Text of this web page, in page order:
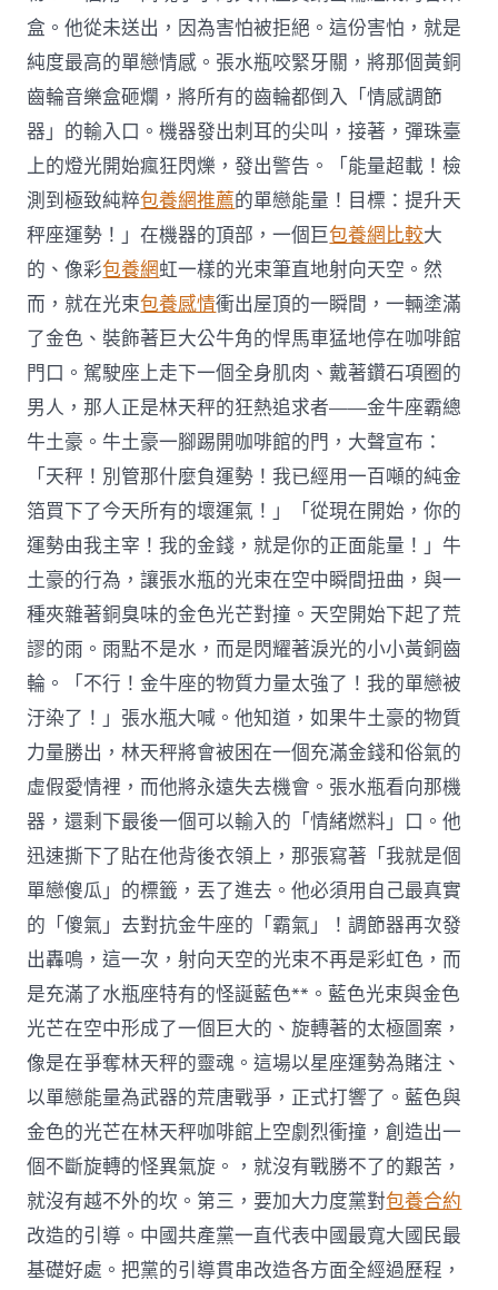
盒。他從未送出，因為害怕被拒絕。這份害怕，就是
純度最高的單戀情感。張水瓶咬緊牙關，將那個黃銅
齒輪音樂盒砸爛，將所有的齒輪都倒入「情感調節
器」的輸入口。機器發出刺耳的尖叫，接著，彈珠臺
上的燈光開始瘋狂閃爍，發出警告。「能量超載！檢
測到極致純粹包養網推薦的單戀能量！目標：提升天
秤座運勢！」在機器的頂部，一個巨包養網比較大
的、像彩包養網虹一樣的光束筆直地射向天空。然
而，就在光束包養感情衝出屋頂的一瞬間，一輛塗滿
了金色、裝飾著巨大公牛角的悍馬車猛地停在咖啡館
門口。駕駛座上走下一個全身肌肉、戴著鑽石項圈的
男人，那人正是林天秤的狂熱追求者——金牛座霸總
牛土豪。牛土豪一腳踢開咖啡館的門，大聲宣布：
「天秤！別管那什麼負運勢！我已經用一百噸的純金
箔買下了今天所有的壞運氣！」「從現在開始，你的
運勢由我主宰！我的金錢，就是你的正面能量！」牛
土豪的行為，讓張水瓶的光束在空中瞬間扭曲，與一
種夾雜著銅臭味的金色光芒對撞。天空開始下起了荒
謬的雨。雨點不是水，而是閃耀著淚光的小小黃銅齒
輪。「不行！金牛座的物質力量太強了！我的單戀被
汙染了！」張水瓶大喊。他知道，如果牛土豪的物質
力量勝出，林天秤將會被困在一個充滿金錢和俗氣的
虛假愛情裡，而他將永遠失去機會。張水瓶看向那機
器，還剩下最後一個可以輸入的「情緒燃料」口。他
迅速撕下了貼在他背後衣領上，那張寫著「我就是個
單戀傻瓜」的標籤，丟了進去。他必須用自己最真實
的「傻氣」去對抗金牛座的「霸氣」！調節器再次發
出轟鳴，這一次，射向天空的光束不再是彩虹色，而
是充滿了水瓶座特有的怪誕藍色**。藍色光束與金色
光芒在空中形成了一個巨大的、旋轉著的太極圖案，
像是在爭奪林天秤的靈魂。這場以星座運勢為賭注、
以單戀能量為武器的荒唐戰爭，正式打響了。藍色與
金色的光芒在林天秤咖啡館上空劇烈衝撞，創造出一
個不斷旋轉的怪異氣旋。，就沒有戰勝不了的艱苦，
就沒有越不外的坎。第三，要加大力度黨對包養合約
改造的引導。中國共產黨一直代表中國最寬大國民最
基礎好處。把黨的引導貫串改造各方面全經過歷程，